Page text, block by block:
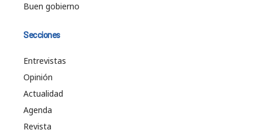
Buen gobierno
Secciones
Entrevistas
Opinión
Actualidad
Agenda
Revista